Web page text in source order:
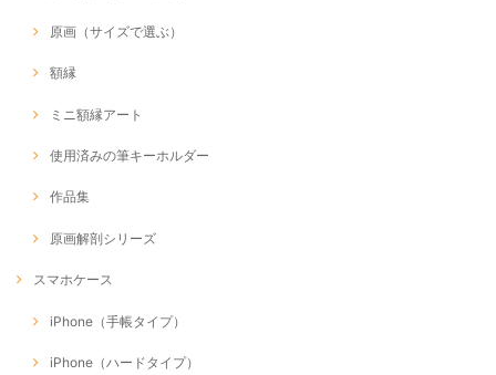
原画（サイズで選ぶ）
額縁
ミニ額縁アート
使用済みの筆キーホルダー
作品集
原画解剖シリーズ
スマホケース
iPhone（手帳タイプ）
iPhone（ハードタイプ）